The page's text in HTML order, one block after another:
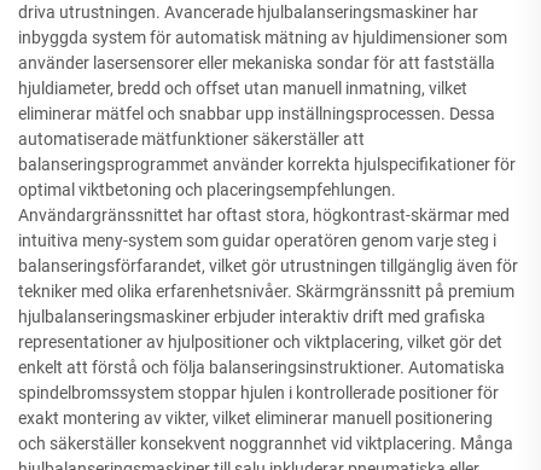
driva utrustningen. Avancerade hjulbalanseringsmaskiner har
inbyggda system för automatisk mätning av hjuldimensioner som
använder lasersensorer eller mekaniska sondar för att fastställa
hjuldiameter, bredd och offset utan manuell inmatning, vilket
eliminerar mätfel och snabbar upp inställningsprocessen. Dessa
automatiserade mätfunktioner säkerställer att
balanseringsprogrammet använder korrekta hjulspecifikationer för
optimal viktbetoning och placeringsempfehlungen.
Användargränssnittet har oftast stora, högkontrast-skärmar med
intuitiva meny-system som guidar operatören genom varje steg i
balanseringsförfarandet, vilket gör utrustningen tillgänglig även för
tekniker med olika erfarenhetsnivåer. Skärmgränssnitt på premium
hjulbalanseringsmaskiner erbjuder interaktiv drift med grafiska
representationer av hjulpositioner och viktplacering, vilket gör det
enkelt att förstå och följa balanseringsinstruktioner. Automatiska
spindelbromssystem stoppar hjulen i kontrollerade positioner för
exakt montering av vikter, vilket eliminerar manuell positionering
och säkerställer konsekvent noggrannhet vid viktplacering. Många